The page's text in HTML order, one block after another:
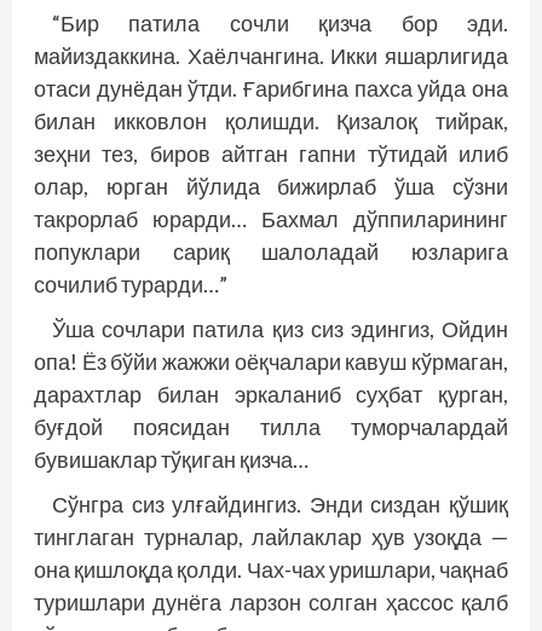
“Бир патила сочли қизча бор эди.
майиздаккина. Хаёлчангина. Икки яшарлигида
отаси дунёдан ўтди. Ғарибгина пахса уйда она
билан икковлон қолишди. Қизалоқ тийрак,
зеҳни тез, биров айтган гапни тўтидай илиб
олар, юрган йўлида бижирлаб ўша сўзни
такрорлаб юрарди… Бахмал дўппиларининг
попуклари сариқ шалоладай юзларига
сочилиб турарди…”
Ўша сочлари патила қиз сиз эдингиз, Ойдин
опа! Ёз бўйи жажжи оёқчалари кавуш кўрмаган,
дарахтлар билан эркаланиб суҳбат қурган,
буғдой поясидан тилла туморчалардай
бувишаклар тўқиган қизча…
Сўнгра сиз улғайдингиз. Энди сиздан қўшиқ
тинглаган турналар, лайлаклар ҳув узоқда —
она қишлоқда қолди. Чах-чах уришлари, чақнаб
туришлари дунёга ларзон солган ҳассос қалб